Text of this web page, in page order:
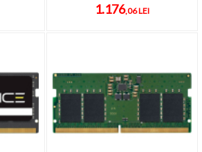
1.176,06 LEI